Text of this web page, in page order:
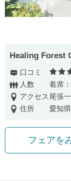
Healing Forest
口コミ
人数
着席
アクセス 尾張
住所
愛知
フェアを